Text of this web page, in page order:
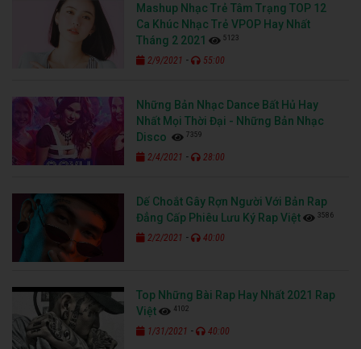
Mashup Nhạc Trẻ Tâm Trạng TOP 12
Ca Khúc Nhạc Trẻ VPOP Hay Nhất
Tháng 2 2021
5123
2/9/2021 - 55:00
Những Bản Nhạc Dance Bất Hủ Hay
Nhất Mọi Thời Đại - Những Bản Nhạc
Disco
7359
2/4/2021 - 28:00
Dế Choắt Gây Rợn Người Với Bản Rap
Đẳng Cấp Phiêu Lưu Ký Rap Việt
3586
2/2/2021 - 40:00
Top Những Bài Rap Hay Nhất 2021 Rap
Việt
4102
1/31/2021 - 40:00